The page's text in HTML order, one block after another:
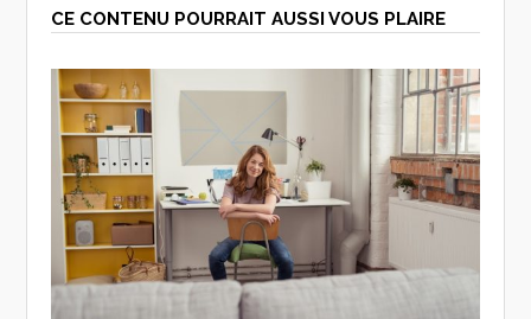
CE CONTENU POURRAIT AUSSI VOUS PLAIRE